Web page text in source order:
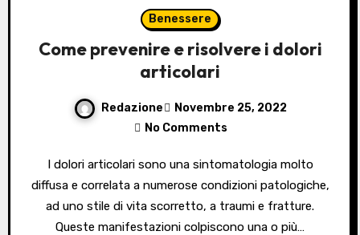
Benessere
Come prevenire e risolvere i dolori
articolari
Redazione
Novembre 25, 2022
No Comments
I dolori articolari sono una sintomatologia molto
diffusa e correlata a numerose condizioni patologiche,
ad uno stile di vita scorretto, a traumi e fratture.
Queste manifestazioni colpiscono una o più…